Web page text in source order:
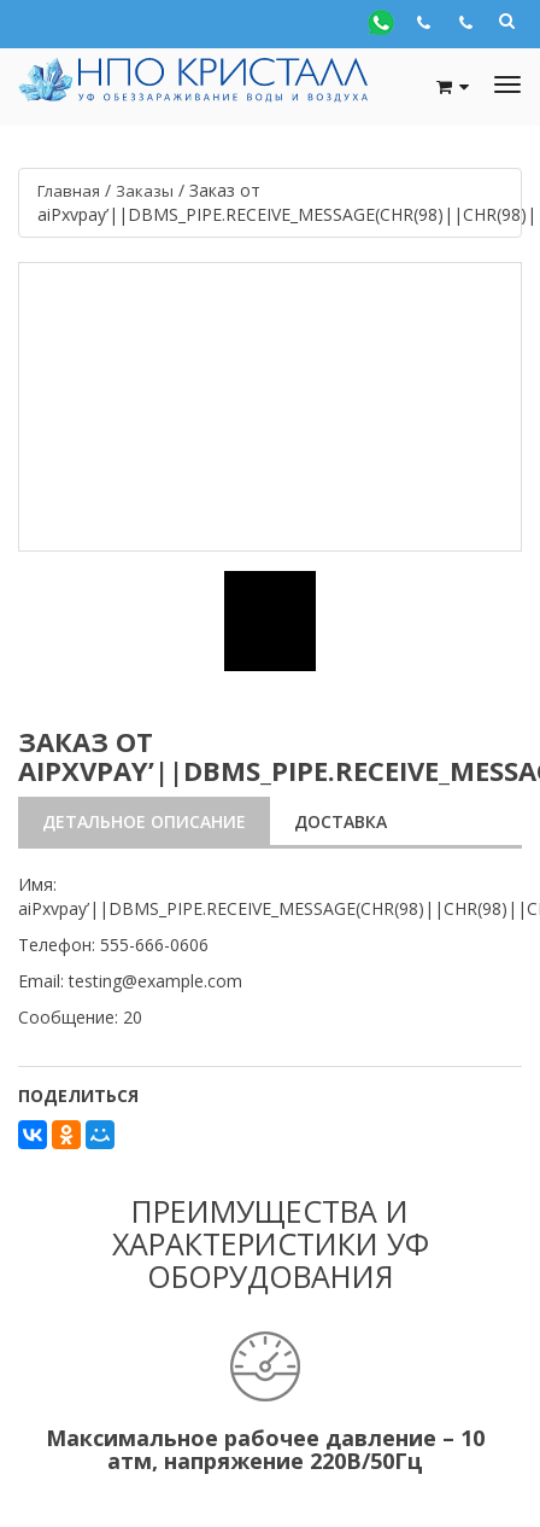
Главная / Заказы / Заказ от
ЗАКАЗ ОТ
ДЕТАЛЬНОЕ ОПИСАНИЕ ДОСТАВКА
Имя:
Телефон: 555-666-0606
Email: testing@example.com
Сообщение: 20
ПОДЕЛИТЬСЯ
ПРЕИМУЩЕСТВА И
ХАРАКТЕРИСТИКИ УФ
ОБОРУДОВАНИЯ
Максимальное рабочее давление – 10
атм, напряжение 220В/50Гц